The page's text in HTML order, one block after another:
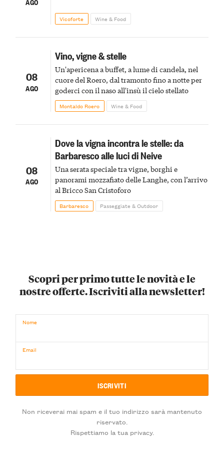
Vicoforte Wine & Food
08
AGO
Vino, vigne & stelle
Un'apericena a buffet, a lume di candela, nel
cuore del Roero, dal tramonto fino a notte per
goderci con il naso all'insù il cielo stellato
Montaldo Roero Wine & Food
08
AGO
Dove la vigna incontra le stelle: da
Barbaresco alle luci di Neive
Una serata speciale tra vigne, borghi e
panorami mozzafiato delle Langhe, con l’arrivo
al Bricco San Cristoforo
Barbaresco Passeggiate & Outdoor
Scopri per primo tutte le novità e le
nostre offerte. Iscriviti alla newsletter!
Nome
Email
Non riceverai mai spam e il tuo indirizzo sarà mantenuto
riservato.
Rispettiamo la tua privacy.